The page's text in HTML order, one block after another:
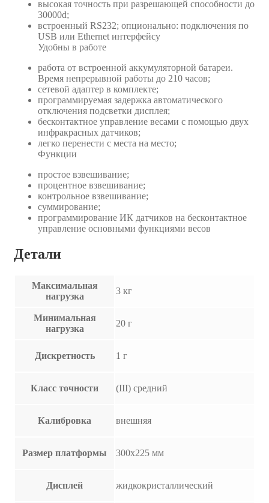
высокая точность при разрешающей способности до
30000d;
встроенный RS232; опционально: подключения по
USB или Ethernet интерфейсу
Удобны в работе
работа от встроенной аккумуляторной батареи.
Время непрерывной работы до 210 часов;
сетевой адаптер в комплекте;
программируемая задержка автоматического
отключения подсветки дисплея;
бесконтактное управление весами с помощью двух
инфракрасных датчиков;
легко перенести с места на место;
Функции
простое взвешивание;
процентное взвешивание;
контрольное взвешивание;
суммирование;
программирование ИК датчиков на бесконтактное
управление основными функциями весов
Детали
Максимальная
нагрузка
3 кг
Минимальная
нагрузка
20 г
Дискретность 1 г
Класс точности (III) средний
Калибровка внешняя
Размер платформы 300х225 мм
Дисплей жидкокристаллический